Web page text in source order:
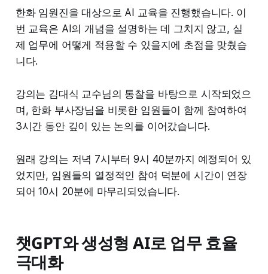
한화 임원진을 대상으로 AI 교육을 진행했습니다. 이
번 교육은 AI의 개념을 설명하는 데 그치지 않고, 실
제 업무에 어떻게 적용할 수 있을지에 초점을 맞췄습
니다.
강의는 김대식 교수님의 통찰을 바탕으로 시작되었으
며, 한화 부사장님을 비롯한 임원들이 함께 참여하여
3시간 동안 깊이 있는 논의를 이어갔습니다.
원래 강의는 저녁 7시부터 9시 40분까지 예정되어 있
었지만, 임원들의 열정적인 참여 덕분에 시간이 연장
되어 10시 20분에 마무리되었습니다.
챗GPT와 생성형 AI로 업무 효율
극대화